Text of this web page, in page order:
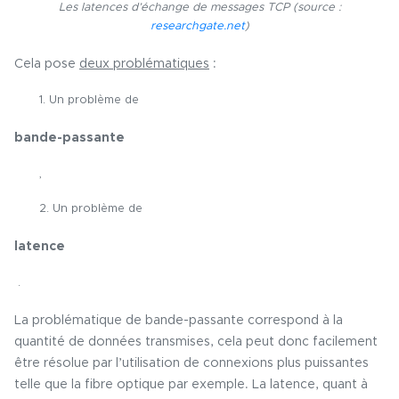
Les latences d’échange de messages TCP (source :
researchgate.net)
Cela pose deux problématiques :
1. Un problème de
bande-passante
,
2. Un problème de
latence
.
La problématique de bande-passante correspond à la
quantité de données transmises, cela peut donc facilement
être résolue par l’utilisation de connexions plus puissantes
telle que la fibre optique par exemple. La latence, quant à